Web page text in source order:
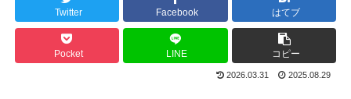
Twitter Facebook はてブ
Pocket LINE コピー
2026.03.31 2025.08.29